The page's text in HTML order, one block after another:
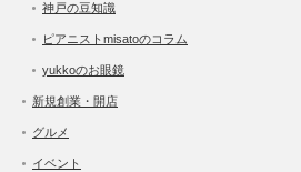
神戸の豆知識
ピアニストmisatoのコラム
yukkoのお眼鏡
新規創業・開店
グルメ
イベント